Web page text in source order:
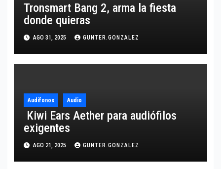
Tronsmart Bang 2, arma la fiesta
donde quieras
AGO 31, 2025 GUNTER.GONZALEZ
Audífonos Audio
Kiwi Ears Aether para audiófilos
exigentes
AGO 21, 2025 GUNTER.GONZALEZ